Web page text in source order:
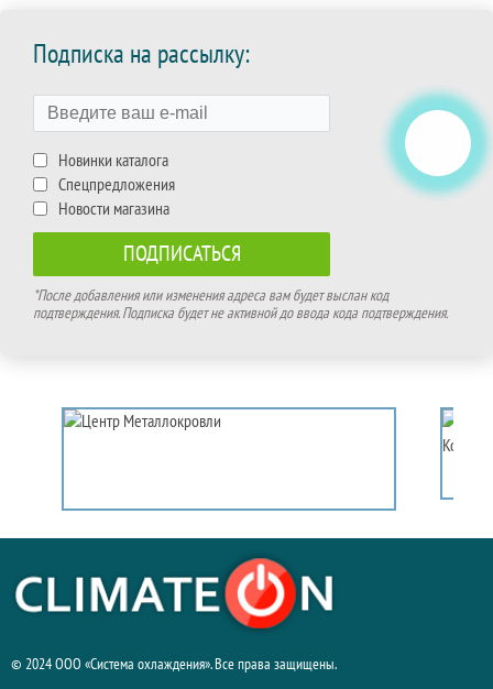
Подписка на рассылку:
Новинки каталога
Спецпредложения
Новости магазина
*После добавления или изменения адреса вам будет выслан код
подтверждения. Подписка будет не активной до ввода кода подтверждения.
© 2024 ООО «Система охлаждения». Все права защищены.